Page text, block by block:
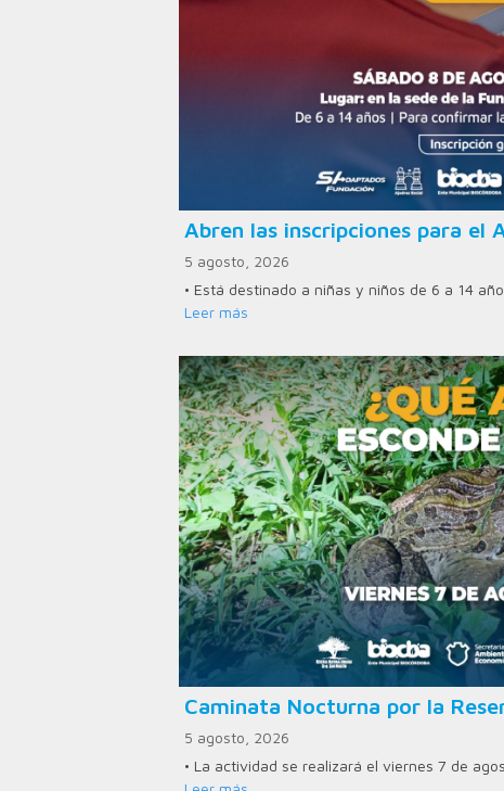
Abren las inscripciones para
5 agosto, 2026
• Está destinado a niñas y niños de 6 a 14
Leer más
Caminata Nocturna por la
5 agosto, 2026
• La actividad se realizará el viernes 7 de